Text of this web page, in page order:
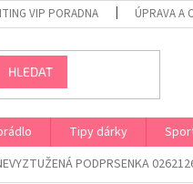
VIP PORADNA ÚPRAVA A
HLEDAT
Tipy dárky
PODPRSENKA